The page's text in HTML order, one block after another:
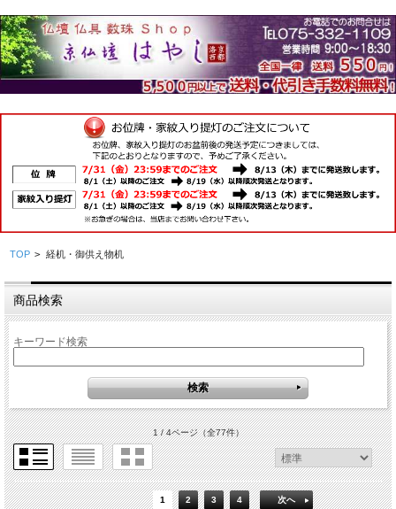
TOP > 経机・御供え物机
商品検索
キーワード検索
1 / 4ページ（全77件）
1 2 3 4 次へ